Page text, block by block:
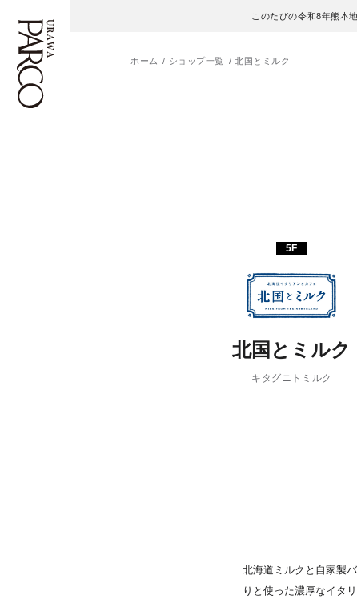
このたびの令和8年熊本
ホーム ショップ一覧 北国とミルク
5F
北国とミルク
キタグニトミルク
北海道ミルクと自家製
りと使った濃厚なイタ